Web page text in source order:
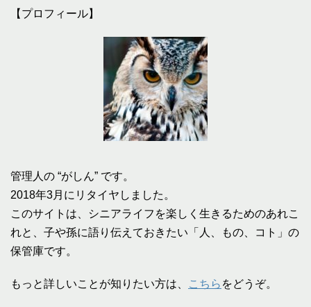
【プロフィール】
管理人の “がしん” です。
2018年3月にリタイヤしました。
このサイトは、シニアライフを楽しく生きるためのあれこ
れと、子や孫に語り伝えておきたい「人、もの、コト」の
保管庫です。
もっと詳しいことが知りたい方は、 こちら をどうぞ。